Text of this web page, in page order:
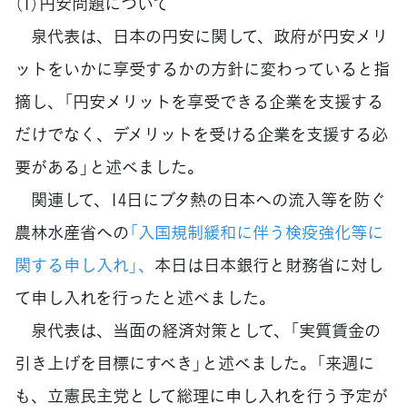
泉代表は、日本の円安に関して、政府が円安メリ
ットをいかに享受するかの方針に変わっていると指
摘し、「円安メリットを享受できる企業を支援する
だけでなく、デメリットを受ける企業を支援する必
要がある」と述べました。
関連して、14日にブタ熱の日本への流入等を防ぐ
農林水産省への「入国規制緩和に伴う検疫強化等に
関する申し入れ」、 本日は日本銀行と財務省に対し
て申し入れを行ったと述べました。
泉代表は、当面の経済対策として、「実質賃金の
引き上げを目標にすべき」と述べました。「来週に
も、立憲民主党として総理に申し入れを行う予定が